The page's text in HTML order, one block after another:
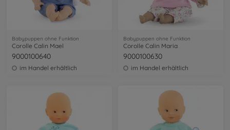
Babypuppen ohne Funktion
Corolle Calin Mael
9000100640
im Handel erhältlich
Babypuppen ohne Funktion
Corolle Calin Maria
9000100630
im Handel erhältlich